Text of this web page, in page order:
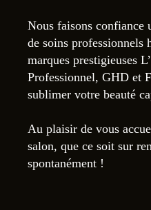
Nous faisons confiance
de soins professionnels
marques prestigieuses
Professionnel, GHD et
sublimer votre beauté
Au plaisir de vous
salon, que ce soit sur
spontanément !